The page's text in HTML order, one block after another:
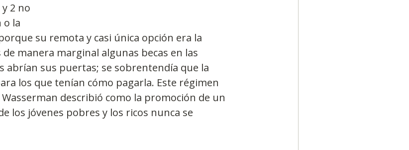
2 no
o la
su remota y casi única opción era la
manera marginal algunas becas en las
abrían sus puertas; se sobrentendía que la
los que tenían cómo pagarla. Este régimen
describió como la promoción de un
los jóvenes pobres y los ricos nunca se